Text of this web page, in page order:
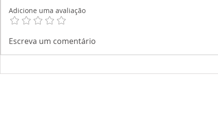
Adicione uma avaliação
Escreva um comentário